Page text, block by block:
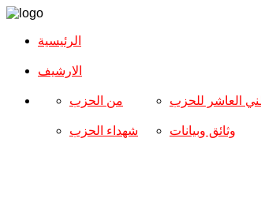
الرئيسية
الارشیف
من الحزب
شهداء الحزب
العاشر للحزب
وثائق وبيانات